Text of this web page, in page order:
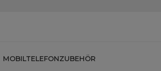
MOBILTELEFONZUBEHÖR